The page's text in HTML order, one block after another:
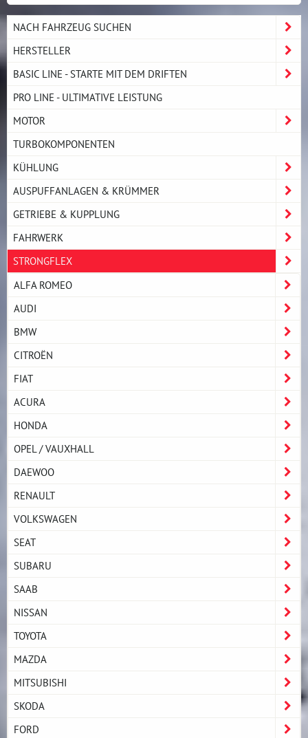
NACH FAHRZEUG SUCHEN
HERSTELLER
BASIC LINE - STARTE MIT DEM DRIFTEN
PRO LINE - ULTIMATIVE LEISTUNG
MOTOR
TURBOKOMPONENTEN
KÜHLUNG
AUSPUFFANLAGEN & KRÜMMER
GETRIEBE & KUPPLUNG
FAHRWERK
STRONGFLEX
ALFA ROMEO
AUDI
BMW
CITROËN
FIAT
ACURA
HONDA
OPEL / VAUXHALL
DAEWOO
RENAULT
VOLKSWAGEN
SEAT
SUBARU
SAAB
NISSAN
TOYOTA
MAZDA
MITSUBISHI
SKODA
FORD